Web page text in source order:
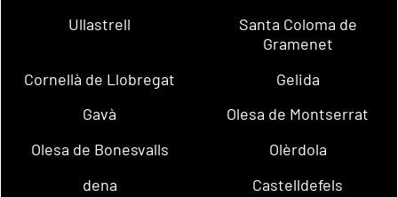
Ullastrell
Santa Coloma de
Gramenet
Cornellà de Llobregat
Gelida
Gavà
Olesa de Montserrat
Olesa de Bonesvalls
Olèrdola
dena
Castelldefels